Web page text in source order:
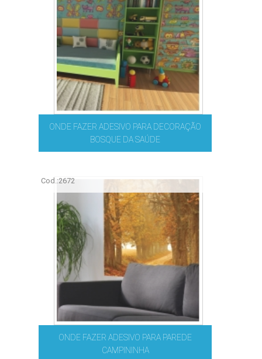
ONDE FAZER ADESIVO PARA DECORAÇÃO
BOSQUE DA SAÚDE
Cod.:2672
ONDE FAZER ADESIVO PARA PAREDE
CAMPININHA